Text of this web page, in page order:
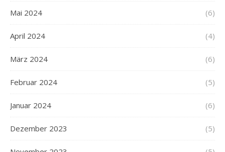
Mai 2024 (6)
April 2024 (4)
März 2024 (6)
Februar 2024 (5)
Januar 2024 (6)
Dezember 2023 (5)